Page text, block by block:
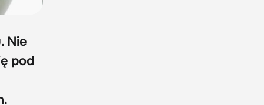
Nie
pod